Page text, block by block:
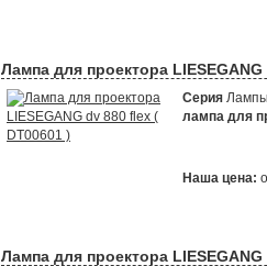
Лампа для проектора
Серия
лампа для
Наша цена:
Лампа для проектора